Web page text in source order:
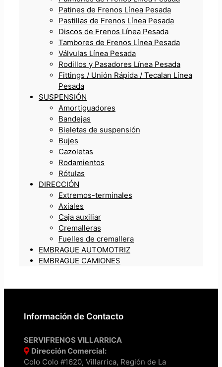
Patines de Frenos Línea Pesada
Pastillas de Frenos Línea Pesada
Discos de Frenos Línea Pesada
Tambores de Frenos Línea Pesada
Válvulas Línea Pesada
Rodillos y Pasadores Línea Pesada
Fittings / Unión Rápida / Tecalan Línea
Pesada
SUSPENSIÓN
Amortiguadores
Bandejas
Bieletas de suspensión
Bujes
Cazoletas
Rodamientos
Rótulas
DIRECCIÓN
Extremos-terminales
Axiales
Caja auxiliar
Cremalleras
Fuelles de cremallera
EMBRAGUE AUTOMOTRIZ
EMBRAGUE CAMIONES
Información de Contacto
SERVIFRENOS VILLARRICA
Dirección Comercial:
Colo Colo #1620, Villarrica, Región de La